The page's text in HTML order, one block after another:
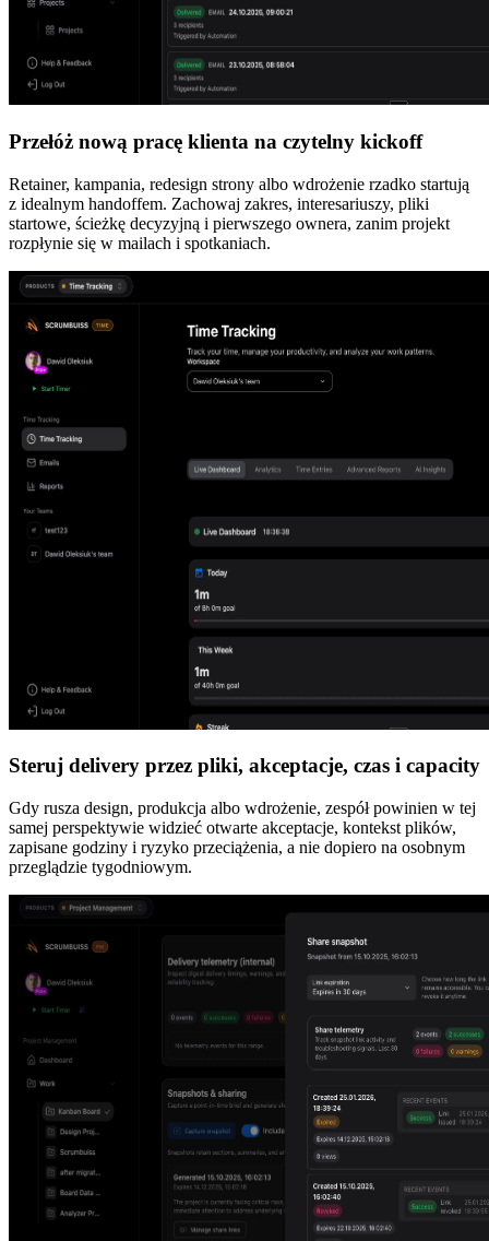
Przełóż nową pracę klienta na czytelny kickoff
Retainer, kampania, redesign strony albo wdrożenie rzadko startują
z idealnym handoffem. Zachowaj zakres, interesariuszy, pliki
startowe, ścieżkę decyzyjną i pierwszego ownera, zanim projekt
rozpłynie się w mailach i spotkaniach.
Steruj delivery przez pliki, akceptacje, czas i capacity
Gdy rusza design, produkcja albo wdrożenie, zespół powinien w tej
samej perspektywie widzieć otwarte akceptacje, kontekst plików,
zapisane godziny i ryzyko przeciążenia, a nie dopiero na osobnym
przeglądzie tygodniowym.